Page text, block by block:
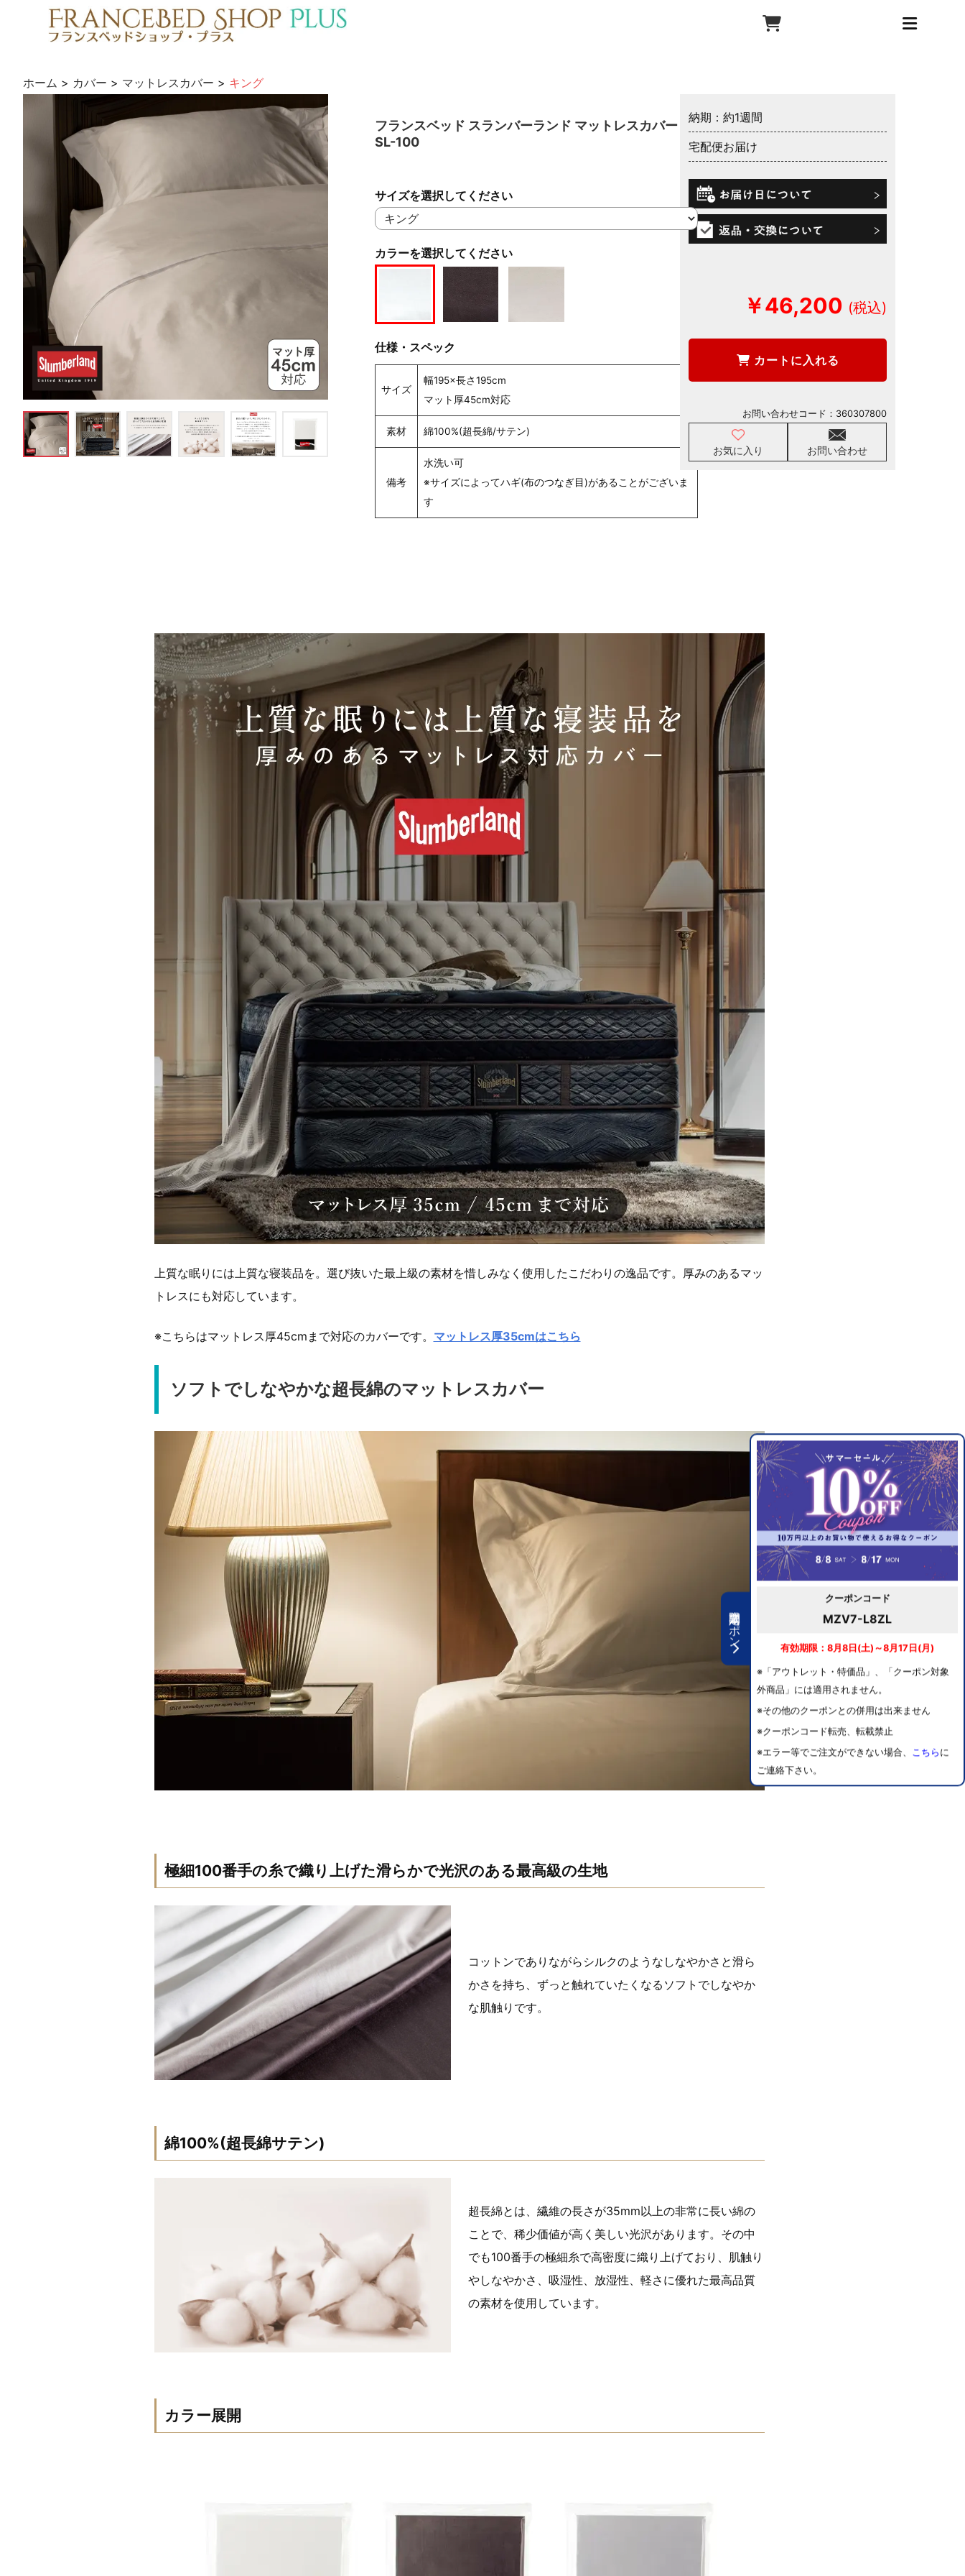
期間限定クーポン
クーポンコード
MZV7-L8ZL
有効期限：8月8日(土)～8月17日(月)
※「アウトレット・特価品」、「クーポン対象
外商品」には適用されません。
※その他のクーポンとの併用は出来ません
※クーポンコード転売、転載禁止
※エラー等でご注文ができない場合、 こちら に
ご連絡下さい。
ホーム > カバー > マットレスカバー > キング
フランスベッド スランバーランド マットレスカバー
SL-100
カラーを選択してください
サイズを選択してください
仕様・スペック
サイズ
幅195×長さ195cm
マット厚45cm対応
素材 綿100%(超長綿/サテン)
備考
水洗い可
※サイズによってハギ(布のつなぎ目)があることがございま
す
納期：約1週間
宅配便お届け
￥46,200
カートに入れる
お気に入り お問い合わせ
お問い合わせコード： 360307800
上質な眠りには上質な寝装品を。選び抜いた最上級の素材を惜しみなく使用したこだわりの逸品です。厚みのあるマッ
トレスにも対応しています。
※こちらはマットレス厚45cmまで対応のカバーです。 マットレス厚35cmはこちら
ソフトでしなやかな超長綿のマットレスカバー
極細100番手の糸で織り上げた滑らかで光沢のある最高級の生地
コットンでありながらシルクのようなしなやかさと滑ら
かさを持ち、ずっと触れていたくなるソフトでしなやか
な肌触りです。
綿100%(超長綿サテン)
超長綿とは、繊維の長さが35mm以上の非常に長い綿の
ことで、稀少価値が高く美しい光沢があります。その中
でも100番手の極細糸で高密度に織り上げており、肌触り
やしなやかさ、吸湿性、放湿性、軽さに優れた最高品質
の素材を使用しています。
カラー展開